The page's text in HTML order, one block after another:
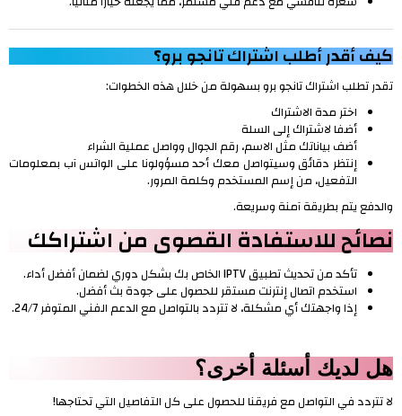
كيف أقدر أطلب اشتراك تانجو برو؟
تقدر تطلب اشتراك تانجو برو بسهولة من خلال هذه الخطوات:
اختر مدة الاشتراك
أضفا لاشتراك إلى السلة
أضف بياناتك مثل الاسم، رقم الجوال وواصل عملية الشراء
إنتظر دقائق وسيتواصل معك أحد مسؤولونا على الواتس آب بمعلومات
التفعيل، من إسم المستخدم وكلمة المرور.
والدفع يتم بطريقة آمنة وسريعة.
نصائح للاستفادة القصوى من اشتراكك
تأكد من تحديث تطبيق IPTV الخاص بك بشكل دوري لضمان أفضل أداء.
استخدم اتصال إنترنت مستقر للحصول على جودة بث أفضل.
إذا واجهتك أي مشكلة، لا تتردد بالتواصل مع الدعم الفني المتوفر 24/7.
هل لديك أسئلة أخرى؟
لا تتردد في التواصل مع فريقنا للحصول على كل التفاصيل التي تحتاجها!